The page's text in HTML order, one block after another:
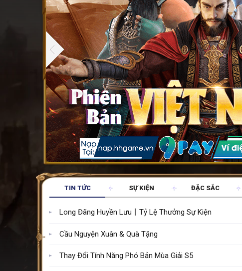
TIN TỨC SỰ KIỆN ĐẶC SẮC
Long Đãng Huyền Lưu丨Tỷ Lệ Thưởng Sự Kiện
Cầu Nguyện Xuân & Quà Tặng
Thay Đổi Tính Năng Phó Bản Mùa Giải S5